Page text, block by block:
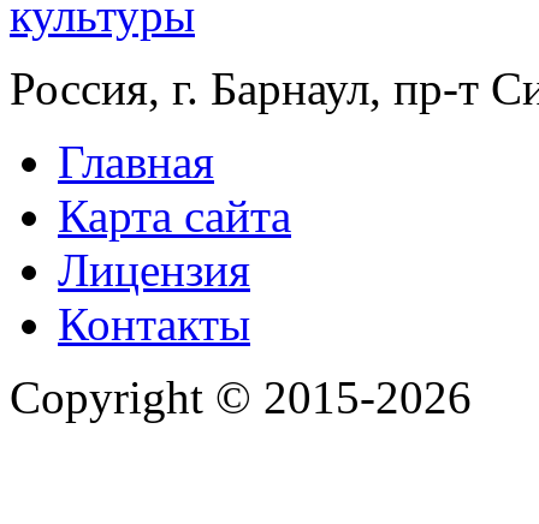
Россия, г. Барнаул, пр-т
Главная
Карта сайта
Лицензия
Контакты
Copyright © 2015-2026